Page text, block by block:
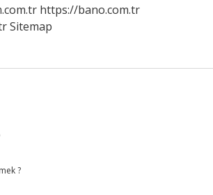
https://bano.com.tr
Sitemap
?